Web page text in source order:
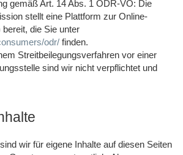
gemäß Art. 14 Abs. 1 ODR-VO: Die
stellt eine Plattform zur Online-
die Sie unter
odr/ finden.
Streitbeilegungsverfahren vor einer
sind wir nicht verpflichtet und
wir für eigene Inhalte auf diesen Seiten